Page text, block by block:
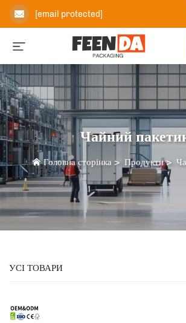
[email protected]
Чайний
Головна сторінка > Продукти>
УСІ ТОВАРИ